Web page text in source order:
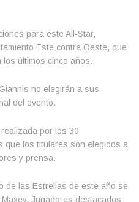
para este All-Star,
Este contra Oeste, que
últimos cinco años.
no elegirán a sus
del evento.
por los 30
que los titulares son elegidos a
y prensa.
de las Estrellas de este año se
Jugadores destacados